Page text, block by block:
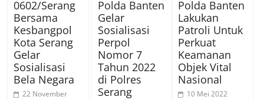
0602/Serang
Bersama
Kesbangpol
Kota Serang
Gelar
Sosialisasi
Bela Negara
22 November
Polda Banten
Gelar
Sosialisasi
Perpol
Nomor 7
Tahun 2022
di Polres
Serang
Polda Banten
Lakukan
Patroli Untuk
Perkuat
Keamanan
Objek Vital
Nasional
10 Mei 2022